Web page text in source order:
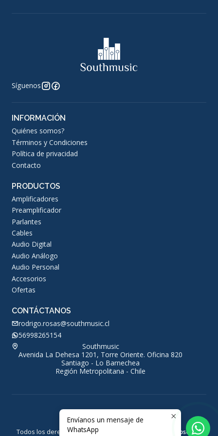
Síguenos
INFORMACIÓN
Quiénes somos?
Términos y Condiciones
Política de privacidad
Contacto
PRODUCTOS
Amplificadores
Preamplificador
Parlantes
Cables
Audio Digital
Audio Análogo
Audio Personal
Accesorios
Ofertas
CONTÁCTANOS
rodrigo.rosas@southmusic.cl
56998265154
Southmusic
Avenida La Dehesa 1201, Torre Oriente. Oficina 820
Santiago - Lo Barnechea
Región Metropolitana - Chile
2026 Southmusic.
Todos los derechos reservados.
Desarrollado por Jumpseller.
Envíanos un mensaje de
WhatsApp